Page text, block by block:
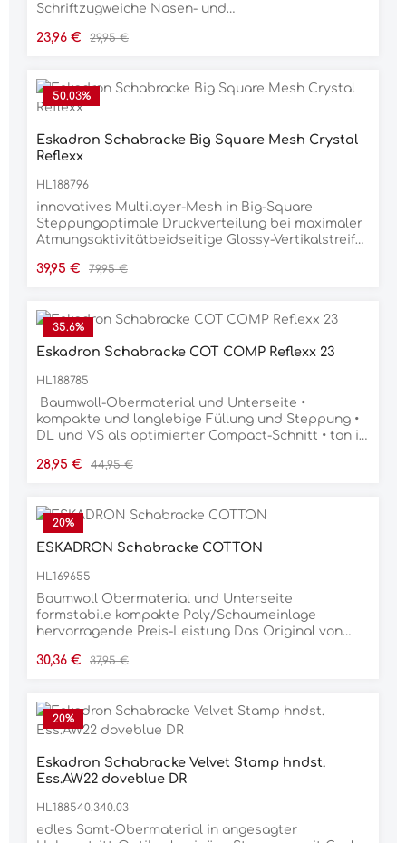
Schriftzugweiche Nasen- und
und im Kinnbereichhochwertig glänzende Silber-
Verkaufspreis:
23,96 € Regulärer Preis:
29,95 €
50.03%
Eskadron Schabracke Big Square Mesh Crystal
Reflexx
HL188796
innovatives Multilayer-Mesh in Big-Square
Steppungoptimale Druckverteilung bei maximaler
Atmungsaktivitätbeidseitige Glossy-Vertikalstreife
auf Glossy-Einfassungatmungsaktiver
Fixierungsoption für exakte
PositionierungMaterial100% POLYESTER
Verkaufspreis:
39,95 € Regulärer Preis:
79,95 €
35.6%
Eskadron Schabracke COT COMP Reflexx 23
HL188785
Baumwoll-Obermaterial und Unterseite •
kompakte und langlebige Füllung und Steppung •
DL und VS als optimierter Compact-Schnitt • ton in
Mesheinsatz im Rückenkanal Material: 100%
Verkaufspreis:
28,95 € Regulärer Preis:
44,95 €
20%
ESKADRON Schabracke COTTON
HL169655
Baumwoll Obermaterial und Unterseite
formstabile kompakte Poly/Schaumeinlage
hervorragende Preis-Leistung Das Original von
Verkaufspreis:
30,36 € Regulärer Preis:
37,95 €
20%
Eskadron Schabracke Velvet Stamp hndst.
Ess.AW22 doveblue DR
HL188540.340.03
edles Samt-Obermaterial in angesagter